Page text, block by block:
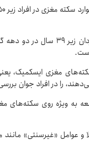
متخصصان فنلاندی می‌گویند سکته مغزی
مغزی ایسکمیک،
را در افراد جوان
به ویژه روی سکته‌های
«غیرسنتی» مانند